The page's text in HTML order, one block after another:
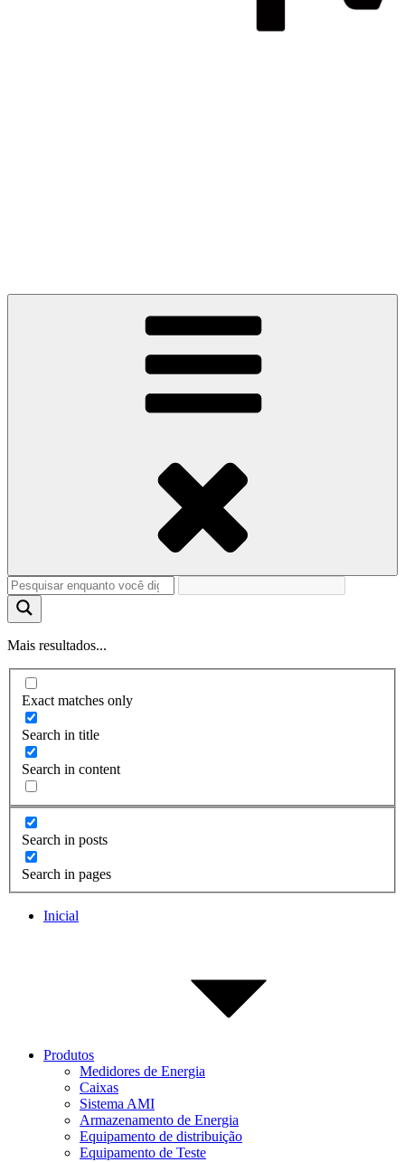
Mais resultados...
Exact matches only
Search in title
Search in content
Search in posts
Search in pages
Inicial
Produtos
Medidores de Energia
Caixas
Sistema AMI
Armazenamento de Energia
Equipamento de distribuição
Equipamento de Teste